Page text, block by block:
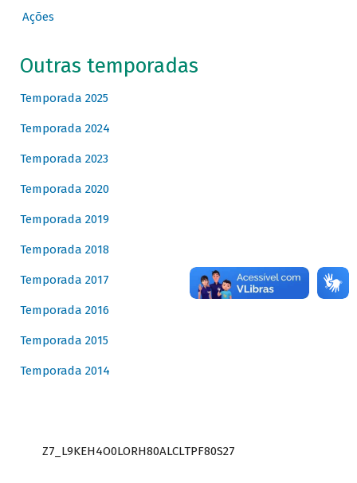
Ações
Outras temporadas
Temporada 2025
Temporada 2024
Temporada 2023
Temporada 2020
Temporada 2019
Temporada 2018
Temporada 2017
Temporada 2016
Temporada 2015
Temporada 2014
Z7_L9KEH4O0LORH80ALCLTPF80S27